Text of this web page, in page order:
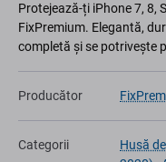
Protejează-ți iPhone 7, 8,
FixPremium. Elegantă,
completă și se potrivește
Producător
Categorii Husă